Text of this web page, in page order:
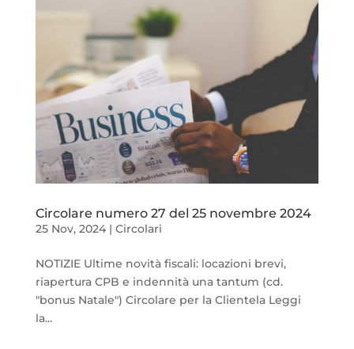
Circolare numero 27 del 25 novembre 2024
25 Nov, 2024| Circolari
NOTIZIE Ultime novità fiscali: locazioni brevi,
riapertura CPB e indennità una tantum (cd.
"bonus Natale") Circolare per la Clientela Leggi
la...